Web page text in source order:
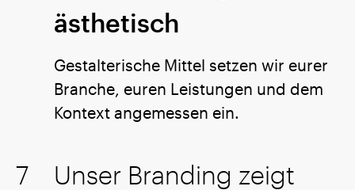
ästhetisch
Gestalterische Mittel setzen wir eurer
Branche, euren Leistungen und dem
Kontext angemessen ein.
Unser Branding zeigt